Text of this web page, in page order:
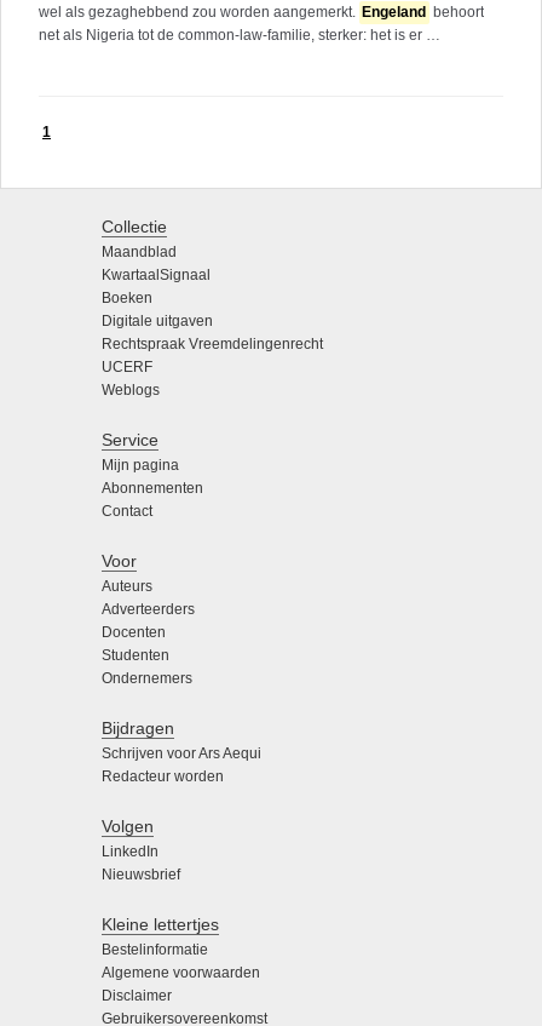
wel als gezaghebbend zou worden aangemerkt. Engeland
behoort
net als Nigeria tot de common-law-familie, sterker: het is er …
1
Collectie
Maandblad
KwartaalSignaal
Boeken
Digitale uitgaven
Rechtspraak Vreemdelingenrecht
UCERF
Weblogs
Service
Mijn pagina
Abonnementen
Contact
Voor
Auteurs
Adverteerders
Docenten
Studenten
Ondernemers
Bijdragen
Schrijven voor Ars Aequi
Redacteur worden
Volgen
LinkedIn
Nieuwsbrief
Kleine lettertjes
Bestelinformatie
Algemene voorwaarden
Disclaimer
Gebruikersovereenkomst